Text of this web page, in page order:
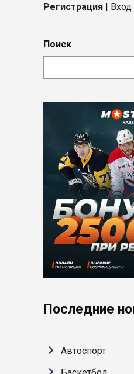
Регистрация | Вход
Поиск
Последние
Автоспорт